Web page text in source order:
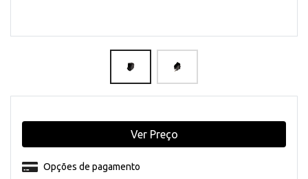
Opções de pagamento
Ver Preço